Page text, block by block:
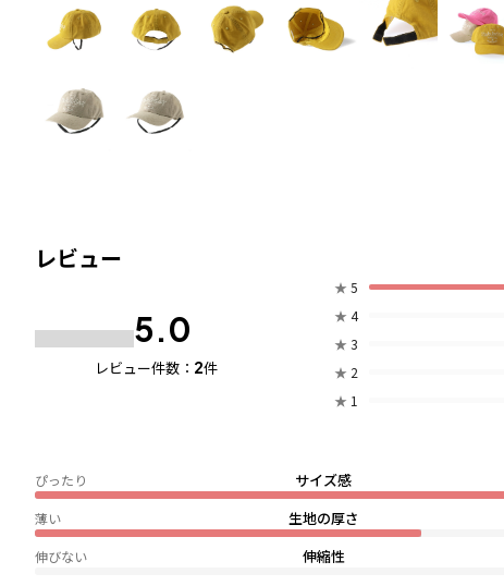
レビュー
5.0
レビュー件数： 2件
★ 5
★ 4
★ 3
★ 2
★ 1
サイズ感
ぴったり
生地の厚さ
薄い
伸縮性
伸びない